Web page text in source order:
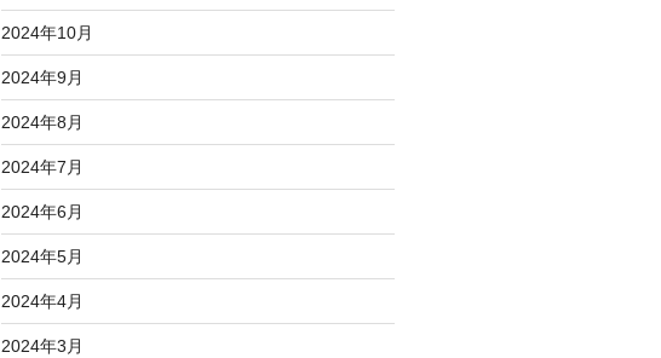
2024年10月
2024年9月
2024年8月
2024年7月
2024年6月
2024年5月
2024年4月
2024年3月